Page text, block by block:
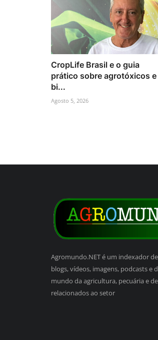
CropLife Brasil e o guia
prático sobre agrotóxicos e
bi...
Agosto 5, 2026
Agromundo.NET é um indexador
blogs, vídeos, imagens, podcasts e
mundo da agricultura, pecuária e
relacionados ao setor